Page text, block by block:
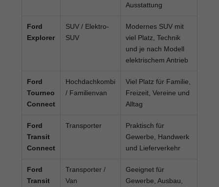
Ausstattung
Ford
Explorer
SUV / Elektro-
SUV
Modernes SUV mit
viel Platz, Technik
und je nach Modell
elektrischem Antrieb
Ford
Tourneo
Connect
Hochdachkombi
/ Familienvan
Viel Platz für Familie,
Freizeit, Vereine und
Alltag
Ford
Transit
Connect
Transporter
Praktisch für
Gewerbe, Handwerk
und Lieferverkehr
Ford
Transit
Transporter /
Van
Geeignet für
Gewerbe, Ausbau,